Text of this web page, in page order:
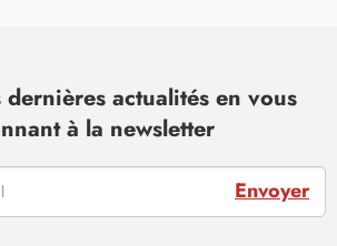
dernières actualités en vous
à la newsletter
Envoyer